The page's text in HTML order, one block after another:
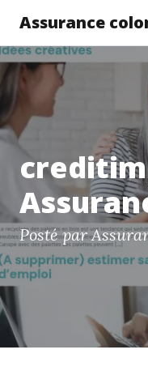
Assurance
Posté par